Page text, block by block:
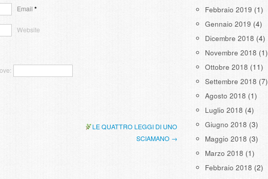
Email *
Website
LE QUATTRO LEGGI DI UNO
SCIAMANO →
Febbraio 2019 (1)
Gennaio 2019 (4)
Dicembre 2018 (4)
Novembre 2018 (1)
Ottobre 2018 (11)
Settembre 2018 (7)
Agosto 2018 (1)
Luglio 2018 (4)
Giugno 2018 (3)
Maggio 2018 (3)
Marzo 2018 (1)
Febbraio 2018 (2)